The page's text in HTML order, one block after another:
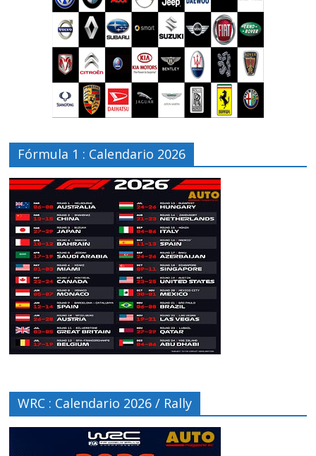
Fórmula 1 : Calendario 2026
WRC : Calendario 2026 / Rally